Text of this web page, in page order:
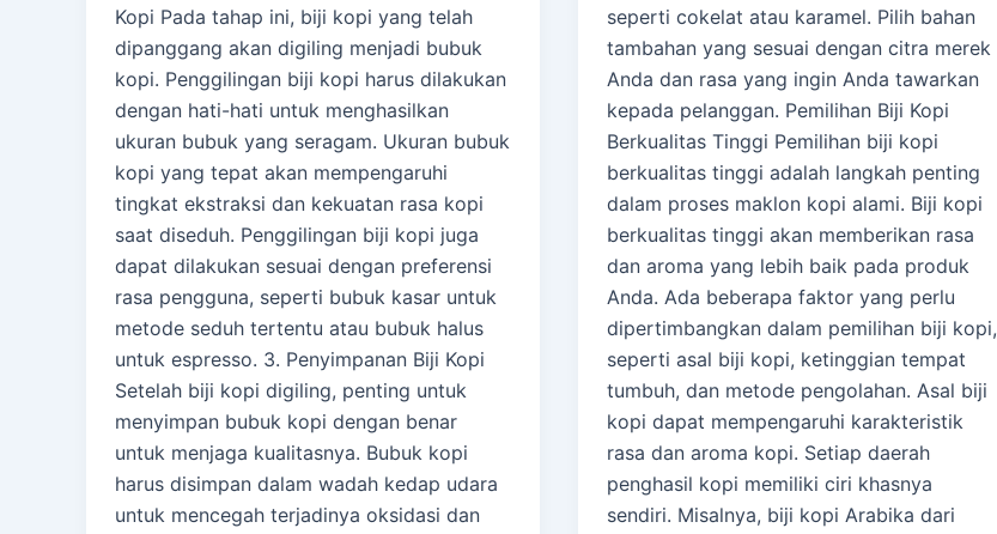
Kopi Pada tahap ini, biji kopi yang telah
dipanggang akan digiling menjadi bubuk
kopi. Penggilingan biji kopi harus dilakukan
dengan hati-hati untuk menghasilkan
ukuran bubuk yang seragam. Ukuran bubuk
kopi yang tepat akan mempengaruhi
tingkat ekstraksi dan kekuatan rasa kopi
saat diseduh. Penggilingan biji kopi juga
dapat dilakukan sesuai dengan preferensi
rasa pengguna, seperti bubuk kasar untuk
metode seduh tertentu atau bubuk halus
untuk espresso. 3. Penyimpanan Biji Kopi
Setelah biji kopi digiling, penting untuk
menyimpan bubuk kopi dengan benar
untuk menjaga kualitasnya. Bubuk kopi
harus disimpan dalam wadah kedap udara
untuk mencegah terjadinya oksidasi dan
seperti cokelat atau karamel. Pilih bahan
tambahan yang sesuai dengan citra merek
Anda dan rasa yang ingin Anda tawarkan
kepada pelanggan. Pemilihan Biji Kopi
Berkualitas Tinggi Pemilihan biji kopi
berkualitas tinggi adalah langkah penting
dalam proses maklon kopi alami. Biji kopi
berkualitas tinggi akan memberikan rasa
dan aroma yang lebih baik pada produk
Anda. Ada beberapa faktor yang perlu
dipertimbangkan dalam pemilihan biji kopi,
seperti asal biji kopi, ketinggian tempat
tumbuh, dan metode pengolahan. Asal biji
kopi dapat mempengaruhi karakteristik
rasa dan aroma kopi. Setiap daerah
penghasil kopi memiliki ciri khasnya
sendiri. Misalnya, biji kopi Arabika dari